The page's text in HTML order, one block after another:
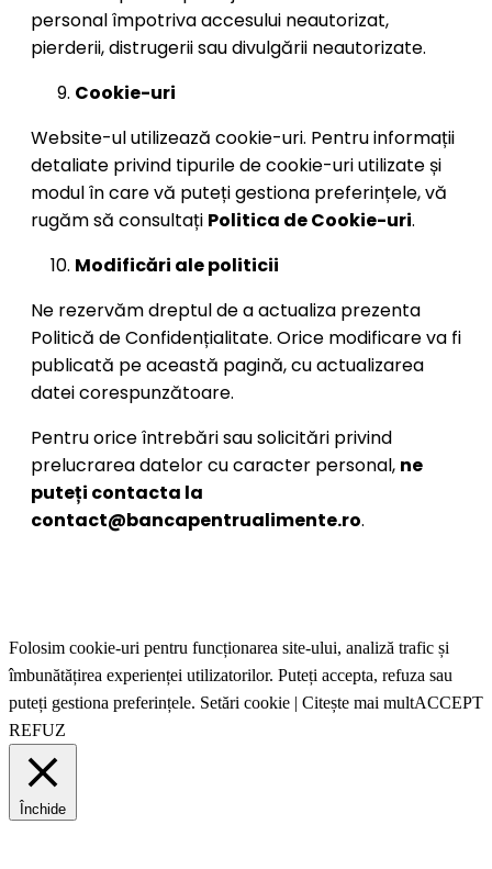
personal împotriva accesului neautorizat,
pierderii, distrugerii sau divulgării neautorizate.
Cookie-uri
Website-ul utilizează cookie-uri. Pentru informații
detaliate privind tipurile de cookie-uri utilizate și
modul în care vă puteți gestiona preferințele, vă
rugăm să consultați Politica de Cookie-uri.
Modificări ale politicii
Ne rezervăm dreptul de a actualiza prezenta
Politică de Confidențialitate. Orice modificare va fi
publicată pe această pagină, cu actualizarea
datei corespunzătoare.
Pentru orice întrebări sau solicitări privind
prelucrarea datelor cu caracter personal, ne
puteți contacta la
contact@bancapentrualimente.ro.
Folosim cookie-uri pentru funcționarea site-ului, analiză trafic și
îmbunătățirea experienței utilizatorilor. Puteți accepta, refuza sau
puteți gestiona preferințele. Setări cookie | Citește mai multACCEPT
REFUZ
Închide